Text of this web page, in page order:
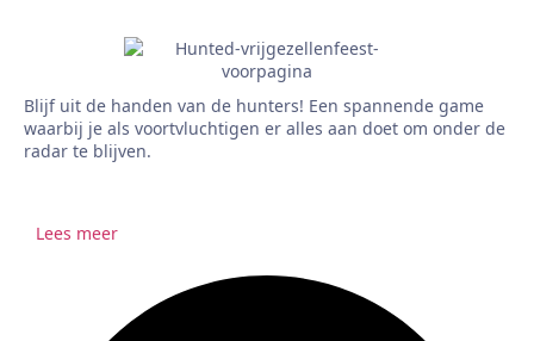
Blijf uit de handen van de hunters! Een spannende game
waarbij je als voortvluchtigen er alles aan doet om onder de
radar te blijven.
Lees meer